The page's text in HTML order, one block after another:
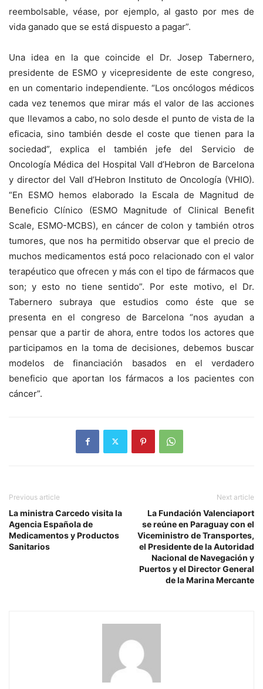
reembolsable, véase, por ejemplo, al gasto por mes de
vida ganado que se está dispuesto a pagar”.
Una idea en la que coincide el Dr. Josep Tabernero,
presidente de ESMO y vicepresidente de este congreso,
en un comentario independiente. “Los oncólogos médicos
cada vez tenemos que mirar más el valor de las acciones
que llevamos a cabo, no solo desde el punto de vista de la
eficacia, sino también desde el coste que tienen para la
sociedad”, explica el también jefe del Servicio de
Oncología Médica del Hospital Vall d’Hebron de Barcelona
y director del Vall d’Hebron Instituto de Oncología (VHIO).
“En ESMO hemos elaborado la Escala de Magnitud de
Beneficio Clínico (ESMO Magnitude of Clinical Benefit
Scale, ESMO-MCBS), en cáncer de colon y también otros
tumores, que nos ha permitido observar que el precio de
muchos medicamentos está poco relacionado con el valor
terapéutico que ofrecen y más con el tipo de fármacos que
son; y esto no tiene sentido”. Por este motivo, el Dr.
Tabernero subraya que estudios como éste que se
presenta en el congreso de Barcelona “nos ayudan a
pensar que a partir de ahora, entre todos los actores que
participamos en la toma de decisiones, debemos buscar
modelos de financiación basados en el verdadero
beneficio que aportan los fármacos a los pacientes con
cáncer”.
Previous article
La ministra Carcedo visita la
Agencia Española de
Medicamentos y Productos
Sanitarios
Next article
La Fundación Valenciaport
se reúne en Paraguay con el
Viceministro de Transportes,
el Presidente de la Autoridad
Nacional de Navegación y
Puertos y el Director General
de la Marina Mercante